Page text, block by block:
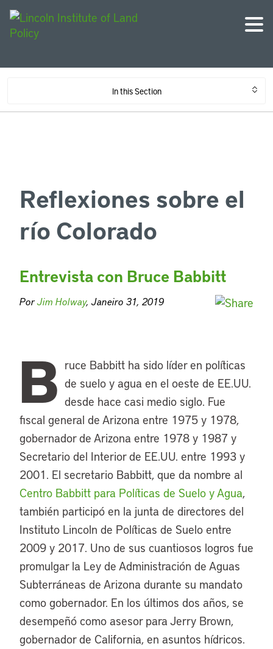
In this Section
Reflexiones sobre el
río Colorado
Entrevista con Bruce Babbitt
PorJim Holway, Janeiro 31, 2019
B ruce Babbitt ha sido líder en políticas
de suelo y agua en el oeste de EE.UU.
desde hace casi medio siglo. Fue
fiscal general de Arizona entre 1975 y 1978,
gobernador de Arizona entre 1978 y 1987 y
Secretario del Interior de EE.UU. entre 1993 y
2001. El secretario Babbitt, que da nombre al
Centro Babbitt para Políticas de Suelo y Agua,
también participó en la junta de directores del
Instituto Lincoln de Políticas de Suelo entre
2009 y 2017. Uno de sus cuantiosos logros fue
promulgar la Ley de Administración de Aguas
Subterráneas de Arizona durante su mandato
como gobernador. En los últimos dos años, se
desempeñó como asesor para Jerry Brown,
gobernador de California, en asuntos hídricos.